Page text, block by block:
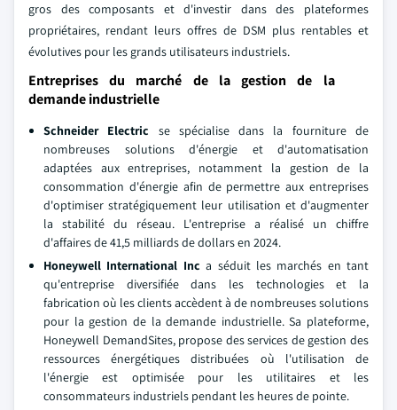
gros des composants et d'investir dans des plateformes
propriétaires, rendant leurs offres de DSM plus rentables et
évolutives pour les grands utilisateurs industriels.
Entreprises du marché de la gestion de la
demande industrielle
Schneider Electric se spécialise dans la fourniture de
nombreuses solutions d'énergie et d'automatisation
adaptées aux entreprises, notamment la gestion de la
consommation d'énergie afin de permettre aux entreprises
d'optimiser stratégiquement leur utilisation et d'augmenter
la stabilité du réseau. L'entreprise a réalisé un chiffre
d'affaires de 41,5 milliards de dollars en 2024.
Honeywell International Inca séduit les marchés en tant
qu'entreprise diversifiée dans les technologies et la
fabrication où les clients accèdent à de nombreuses solutions
pour la gestion de la demande industrielle. Sa plateforme,
Honeywell DemandSites, propose des services de gestion des
ressources énergétiques distribuées où l'utilisation de
l'énergie est optimisée pour les utilitaires et les
consommateurs industriels pendant les heures de pointe.